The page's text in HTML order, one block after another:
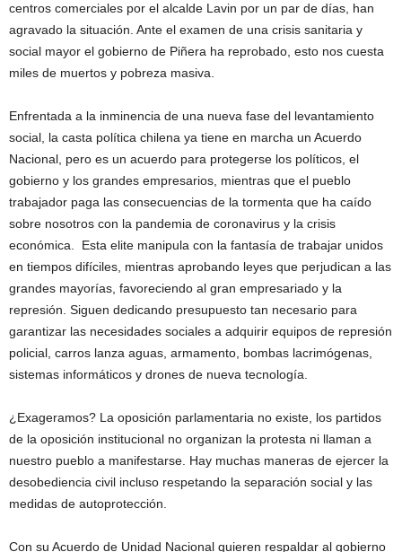
centros comerciales por el alcalde Lavin por un par de días, han
agravado la situación. Ante el examen de una crisis sanitaria y
social mayor el gobierno de Piñera ha reprobado, esto nos cuesta
miles de muertos y pobreza masiva.
Enfrentada a la inminencia de una nueva fase del levantamiento
social, la casta política chilena ya tiene en marcha un Acuerdo
Nacional, pero es un acuerdo para protegerse los políticos, el
gobierno y los grandes empresarios, mientras que el pueblo
trabajador paga las consecuencias de la tormenta que ha caído
sobre nosotros con la pandemia de coronavirus y la crisis
económica. Esta elite manipula con la fantasía de trabajar unidos
en tiempos difíciles, mientras aprobando leyes que perjudican a las
grandes mayorías, favoreciendo al gran empresariado y la
represión. Siguen dedicando presupuesto tan necesario para
garantizar las necesidades sociales a adquirir equipos de represión
policial, carros lanza aguas, armamento, bombas lacrimógenas,
sistemas informáticos y drones de nueva tecnología.
¿Exageramos? La oposición parlamentaria no existe, los partidos
de la oposición institucional no organizan la protesta ni llaman a
nuestro pueblo a manifestarse. Hay muchas maneras de ejercer la
desobediencia civil incluso respetando la separación social y las
medidas de autoprotección.
Con su Acuerdo de Unidad Nacional quieren respaldar al gobierno